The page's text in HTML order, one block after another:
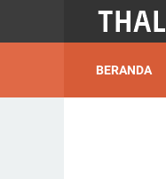
BERANDA